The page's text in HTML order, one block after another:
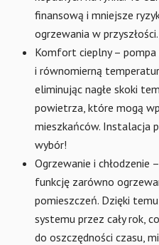
finansową i mniejsze
ogrzewania w przyszłości.
Komfort cieplny – pompa
i równomierną
eliminując nagłe skoki
powietrza, które mogą
mieszkańców. Instalacja
wybór!
Ogrzewanie i chłodzenie
funkcję zarówno
pomieszczeń. Dzięki
systemu przez cały rok,
do oszczędności czasu,